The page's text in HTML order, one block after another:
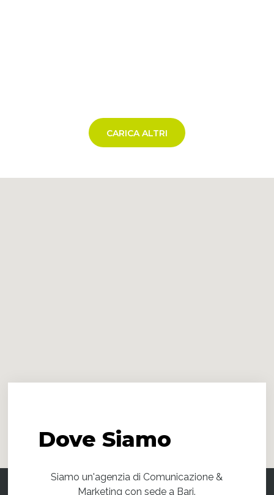
CARICA ALTRI
DoveSiamo
Siamo un'agenzia di Comunicazione &
Marketing con sede a Bari.